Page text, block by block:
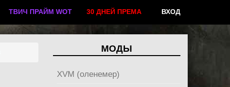
ТВИЧ ПРАЙМ WOT 30 ДНЕЙ ПРЕМА ВХОД
МОДЫ
XVM (оленемер)